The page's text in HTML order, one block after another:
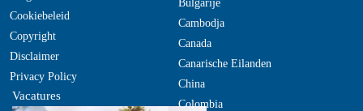
Cookiebeleid
Copyright
Disclaimer
Privacy Policy
Vacatures
Bulgarije
Cambodja
Canada
Canarische Eilanden
China
Colombia